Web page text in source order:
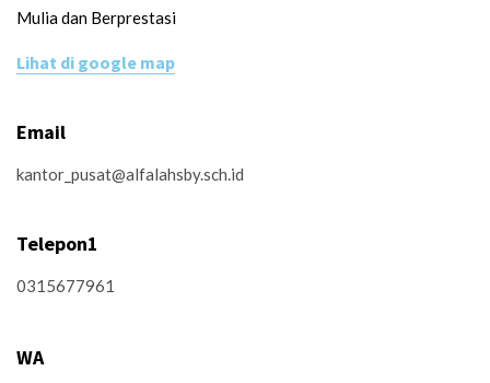
Mulia dan Berprestasi
Lihat di google map
Email
kantor_pusat@alfalahsby.sch.id
Telepon1
0315677961
WA